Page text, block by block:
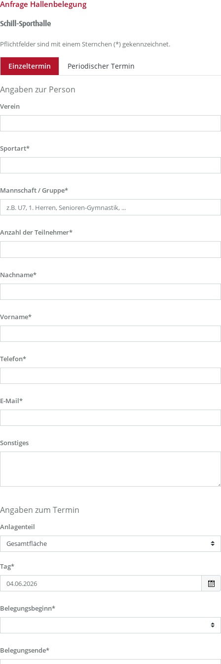
Anfrage Hallenbelegung
Schill-Sporthalle
Pflichtfelder sind mit einem Sternchen (*) gekennzeichnet.
Einzeltermin Periodischer Termin
Angaben zur Person
Verein
Sportart*
Mannschaft / Gruppe*
Anzahl der Teilnehmer*
Nachname*
Vorname*
Telefon*
E-Mail*
Sonstiges
Angaben zum Termin
Anlagenteil
Tag*
Belegungsbeginn*
Belegungsende*